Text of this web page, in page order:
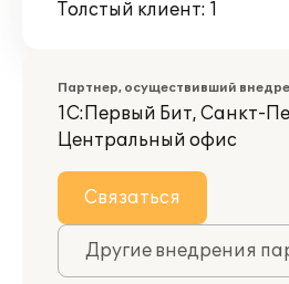
Толстый клиент: 1
Партнер, осуществивший
1С:Первый Бит, Санкт-
Центральный офис
Связаться
Другие внедрения